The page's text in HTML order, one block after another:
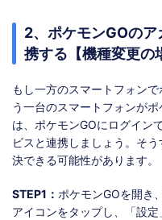
2、ポケモンGOの
携する【機種変更の
もし一方のスマートフォン
う一台のスマートフォンが
は、ポケモンGOにログイン
ビスと連携しましょう。そ
決できる可能性があります。
STEP1： ポケモンGOを開き
アイコンをタップし、「設定